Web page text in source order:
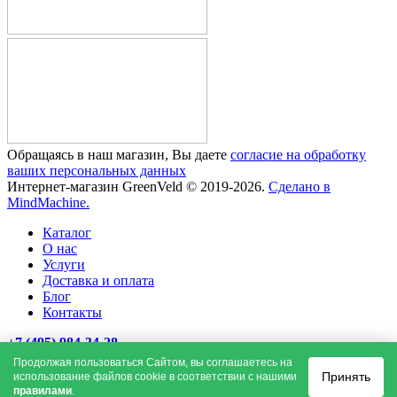
Обращаясь в наш магазин, Вы даете согласие на обработку
ваших персональных данных
Интернет-магазин GreenVeld © 2019-2026. Сделано в
MindMachine.
Каталог
О нас
Услуги
Доставка и оплата
Блог
Контакты
+7 (495) 984-34-28
Ежедневно: 9:00 - 19:00
x
Продолжая пользоваться Сайтом, вы соглашаетесь на
использование файлов cookie в соответствии с нашими
правилами.
Принять